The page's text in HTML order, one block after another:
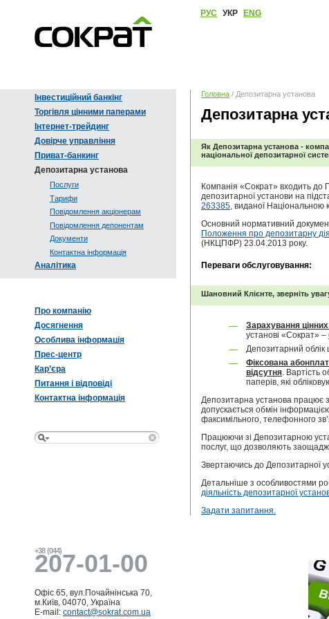
Інвестиційний банкінг
Торгівля цінними паперами
Інтернет-трейдинг
Довірче управління
Приват-банкинг
Депозитарна установа
Послуги
Тарифи
Повідомлення акціонерам
Повідомлення депонентам
Документи
Контактна інформація
Аналітика
Про компанію
Досягнення
Особлива інформація
Прес-центр
Кар’єра
Питання і відповіді
Контактна інформація
РУС УКР ENG
Головна / Депозитарна установа
Депозитарна
Як Депозитарна установа -
національної депозитарної
Компанія «Сократ» входить до
депозитарної установи на
263385, виданої Національною
Основний нормативний
Положення про депозитарну
(НКЦПФР) 23.04.2013 року.
Переваги обслуговування:
Шановний Клієнте, зверніть
— Зарахування
установі «Сократ» –
— Депозитарний облік
— Фіксована
відсутня . Вартість
паперів, які
Депозитарна установа працює
допускається обмін
факсимільного, телефонного
Працюючи зі Депозитарною
послуг, що дозволяють
Звертаючись до Депозитарної
Детальніше з особливостями
діяльність депозитарної
Задати запитання.
+38 (044)
207-01-00
Офіс 65, вул.Почайнінська 70,
м.Київ, 04070, Україна
E-mail: contact@sokrat.com.ua